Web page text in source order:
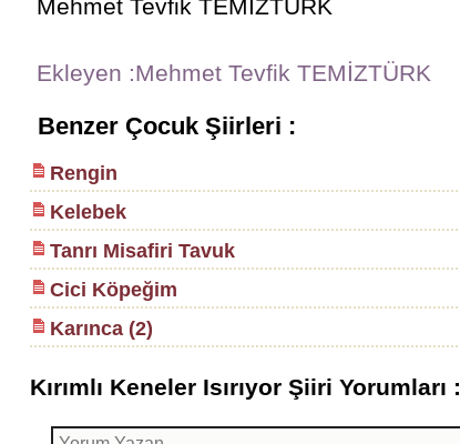
Mehmet Tevfik TEMİZTÜRK
Ekleyen :Mehmet Tevfik TEMİZTÜRK
Benzer Çocuk Şiirleri :
Rengin
Kelebek
Tanrı Misafiri Tavuk
Cici Köpeğim
Karınca (2)
Kırımlı Keneler Isırıyor Şiiri Yorumları :